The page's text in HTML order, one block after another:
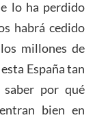
lo ha perdido
habrá cedido
millones de
España tan
saber por qué
bien en